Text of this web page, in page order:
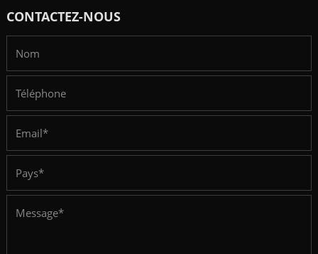
CONTACTEZ-NOUS